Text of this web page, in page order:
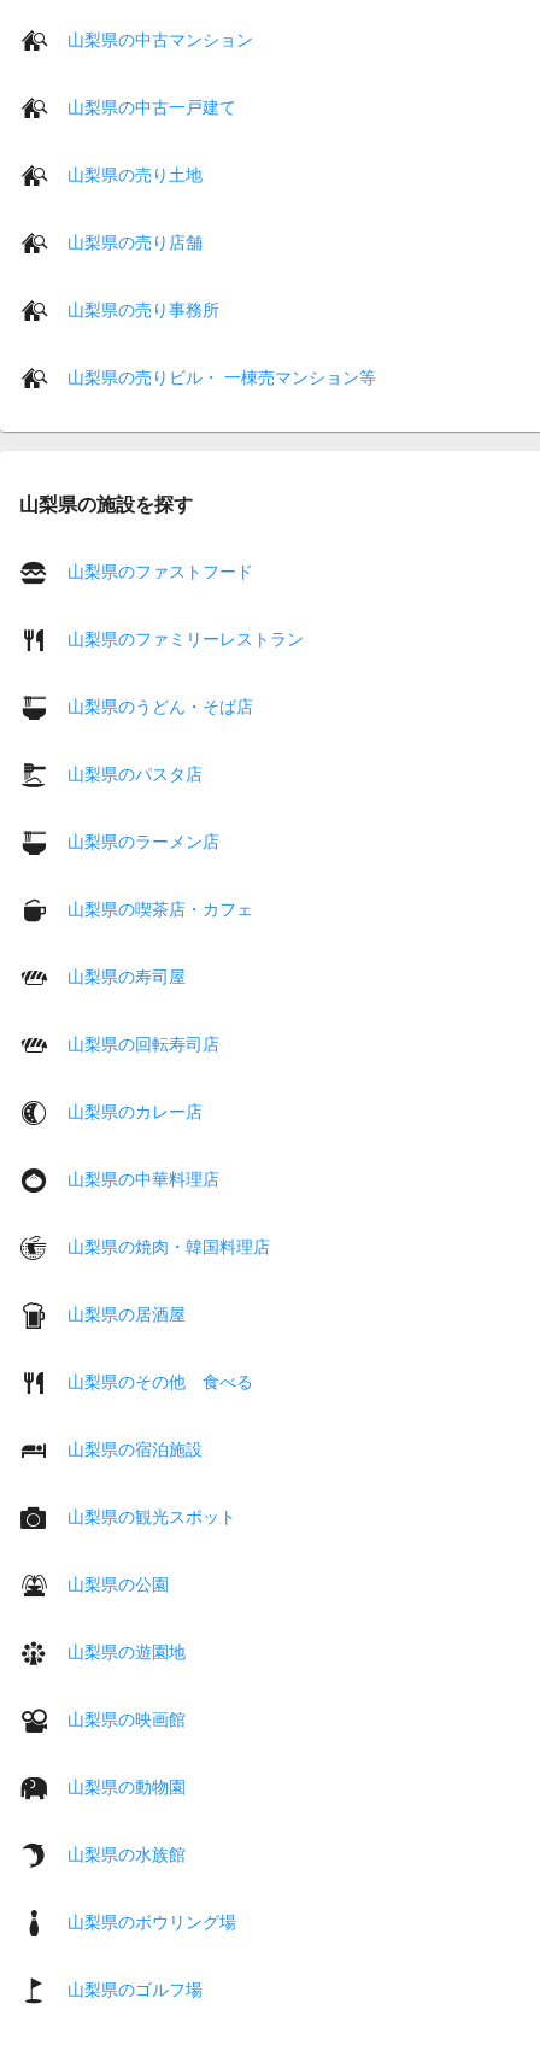
山梨県の中古マンション
山梨県の中古一戸建て
山梨県の売り土地
山梨県の売り店舗
山梨県の売り事務所
山梨県の売りビル・ 一棟売マンション等
山梨県の施設を探す
山梨県のファストフード
山梨県のファミリーレストラン
山梨県のうどん・そば店
山梨県のパスタ店
山梨県のラーメン店
山梨県の喫茶店・カフェ
山梨県の寿司屋
山梨県の回転寿司店
山梨県のカレー店
山梨県の中華料理店
山梨県の焼肉・韓国料理店
山梨県の居酒屋
山梨県のその他 食べる
山梨県の宿泊施設
山梨県の観光スポット
山梨県の公園
山梨県の遊園地
山梨県の映画館
山梨県の動物園
山梨県の水族館
山梨県のボウリング場
山梨県のゴルフ場